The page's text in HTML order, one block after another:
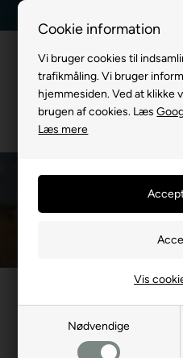
Cookie information
Vi bruger cookies til
trafikmåling. Vi bruger
hjemmesiden. Ved at klikke
brugen af cookies. Læs
Læs mere
Nødvendige
Vis
Hundeseler i
de